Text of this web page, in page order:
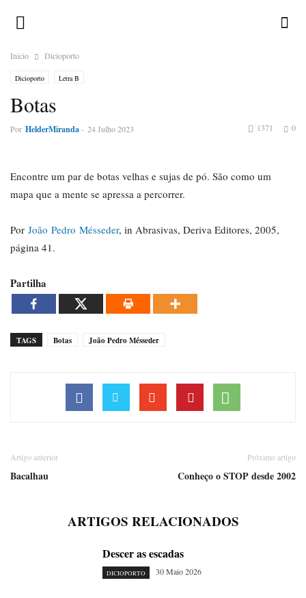
Inicio Dicioporto
Dicioporto Letra B
Botas
Por HelderMiranda- 24 Julho 2023 0
1371
Encontre um par de botas velhas e sujas de pó. São como um
mapa que a mente se apressa a percorrer.
Por João Pedro Mésseder, in Abrasivas, Deriva Editores, 2005,
página 41.
Partilha
TAGS Botas João Pedro Mésseder
Artigo anterior
Bacalhau
Próximo artigo
Conheço o STOP desde 2002
ARTIGOS RELACIONADOS
Descer as escadas
DICIOPORTO 30 Maio 2026